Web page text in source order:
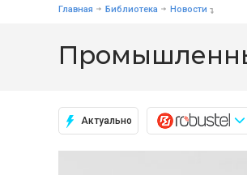
Главная Библиотека Новости
Актуально